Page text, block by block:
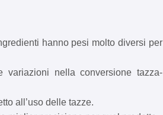
hanno pesi molto diversi per
variazioni nella conversione tazza-
all’uso delle tazze.